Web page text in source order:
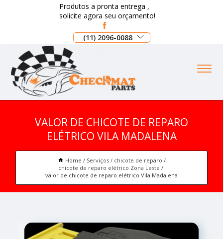
Produtos a pronta entrega ,
solicite agora seu orçamento!
(11) 2096-0088
VALOR DE CHICOTE DE REPARO
ELÉTRICO VILA MADALENA
Home Serviços
chicote de reparo
chicote de reparo elétrico Zona Leste
valor de chicote de reparo elétrico Vila Madalena